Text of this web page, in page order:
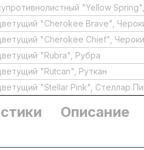
"Yellow
"Cherokee Brave",
"Cherokee Chief",
"Rubra", Рубра
"Rutcan", Руткан
"Stellar Pink", Стеллар
Описание